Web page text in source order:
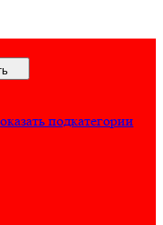
подкатегории